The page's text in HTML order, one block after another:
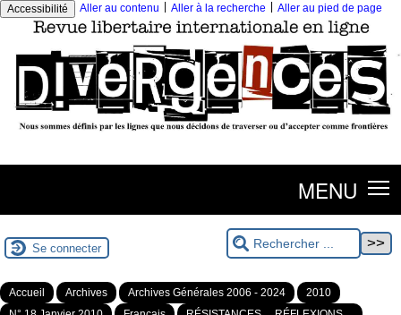
Accessibilité Aller au contenu Aller à la recherche Aller au pied de page
MENU
Se connecter
Accueil Archives Archives Générales 2006 - 2024
2010